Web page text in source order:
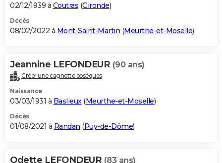
02/12/1939 à Coutras (Gironde)
Décès
08/02/2022 à Mont-Saint-Martin (Meurthe-et-Moselle)
Jeannine LEFONDEUR (90 ans)
Créer une cagnotte obsèques
Naissance
03/03/1931 à Baslieux(Meurthe-et-Moselle)
Décès
01/08/2021 à Randan (Puy-de-Dôme)
Odette LEFONDEUR (83 ans)